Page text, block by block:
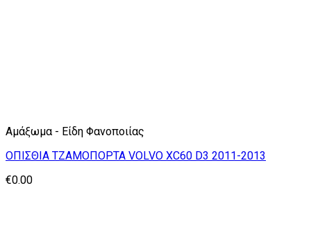
Αμάξωμα - Είδη Φανοποιίας
ΟΠΙΣΘΙΑ ΤΖΑΜΟΠΟΡΤΑ VOLVO XC60 D3 2011-2013
€0.00